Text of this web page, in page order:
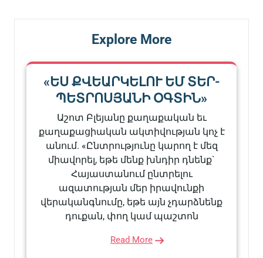
Explore More
«ԵՍ ՔՎԵԱՐԿԵԼՈՒ ԵՄ ՏԵՐ-
ՊԵՏՐՈՍՅԱՆԻ ՕԳՏԻՆ»
Աշոտ Բլեյանը քաղաքական եւ
քաղաքացիական ակտիվության կոչ է
անում. «Ընտրությունը կարող է մեզ
միավորել, եթե մենք խնդիր դնենք`
Հայաստանում ընտրելու
ազատության մեր իրավունքի
վերականգնումը, եթե այն չդարձնենք
դուքան, փող կամ պաշտոն
Read More